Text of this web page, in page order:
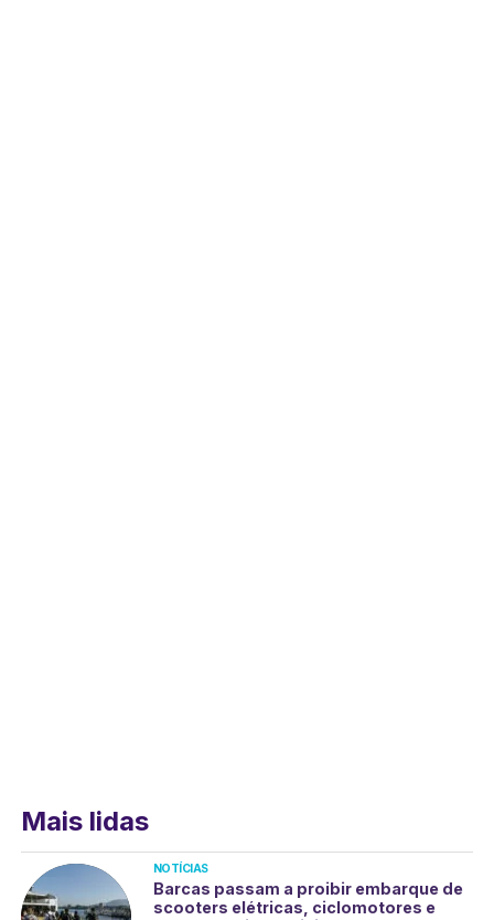
Mais lidas
NOTÍCIAS
Barcas passam a proibir embarque de
scooters elétricas, ciclomotores e